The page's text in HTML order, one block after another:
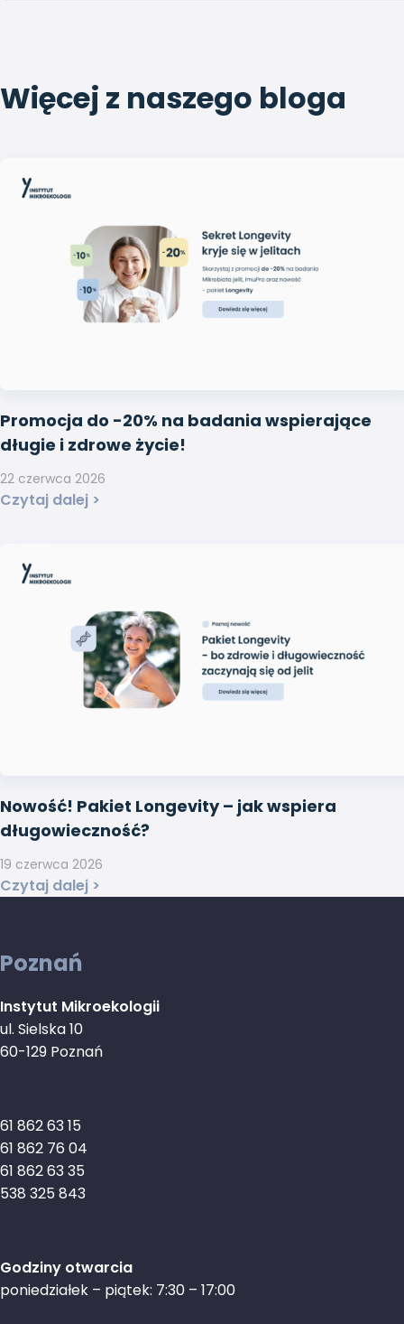
Więcej z naszego bloga
Promocja do -20% na badania wspierające
długie i zdrowe życie!
Czytaj dalej >
22 czerwca 2026
Nowość! Pakiet Longevity – jak wspiera
długowieczność?
Czytaj dalej >
19 czerwca 2026
Poznań
Instytut Mikroekologii
ul. Sielska 10
60-129 Poznań
61 862 63 15
61 862 76 04
61 862 63 35
538 325 843
Godziny otwarcia
poniedziałek – piątek: 7:30 – 17:00